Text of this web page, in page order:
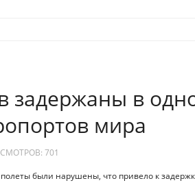
задержаны в
мира
701
были нарушены, что привело к